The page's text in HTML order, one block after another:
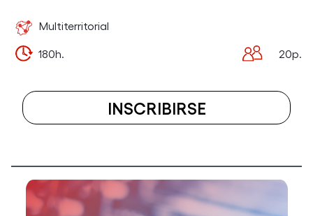
WEB)
Multiterritorial
180h. 20p.
INSCRIBIRSE
A
CURSO